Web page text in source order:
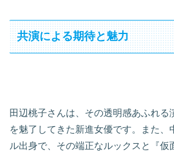
共演による期待と魅力
田辺桃子さんは、その透明感あふれる
を魅了してきた新進女優です。また、
ル出身で、その端正なルックスと『仮